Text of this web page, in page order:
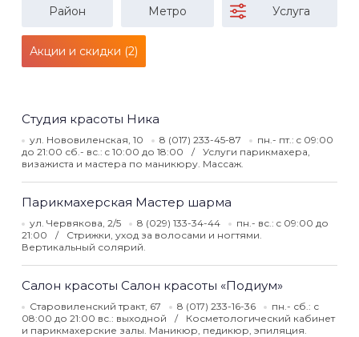
Район Метро Услуга
Акции и скидки (2)
Студия красоты Ника
ул. Нововиленская, 10 8 (017) 233-45-87
пн.- пт.: c 09:00
до 21:00 сб.- вс.: c 10:00 до 18:00
Услуги парикмахера,
визажиста и мастера по маникюру. Массаж.
Парикмахерская Мастер шарма
ул. Червякова, 2/5 8 (029) 133-34-44
пн.- вс.: c 09:00 до
21:00
Стрижки, уход за волосами и ногтями.
Вертикальный солярий.
Салон красоты Салон красоты «Подиум»
Старовиленский тракт, 67 8 (017) 233-16-36
пн.- сб.: с
08:00 до 21:00 вс.: выходной
Косметологический кабинет
и парикмахерские залы. Маникюр, педикюр, эпиляция.